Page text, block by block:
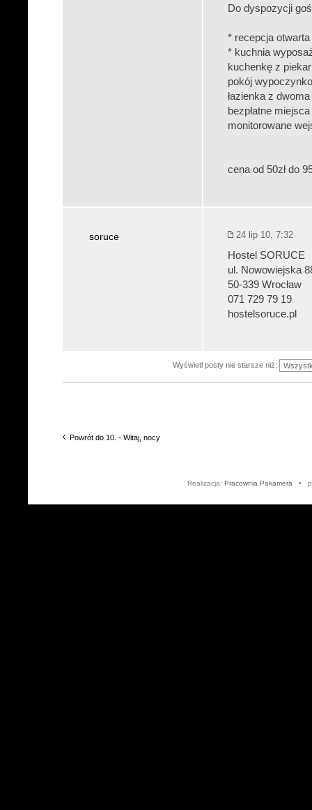
Do dyspozycji
* recepcja
* kuchnia
kuchenkę z
pokój
łazienka z
bezpłatne
monitorowane
cena od 50zł do
soruce 24 lip 10, 7:32
Hostel SORUCE
ul. Nowowiejska
50-339 Wrocław
071 729 79 19
hostelsoruce.pl
Wyświetl posty nie starsze niż:
Powrót do 10. - Witaj, nocy
Realizacja: Pracownia Pakamera •